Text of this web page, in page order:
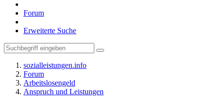
Forum
Erweiterte Suche
sozialleistungen.info
Forum
Arbeitslosengeld
Anspruch und Leistungen